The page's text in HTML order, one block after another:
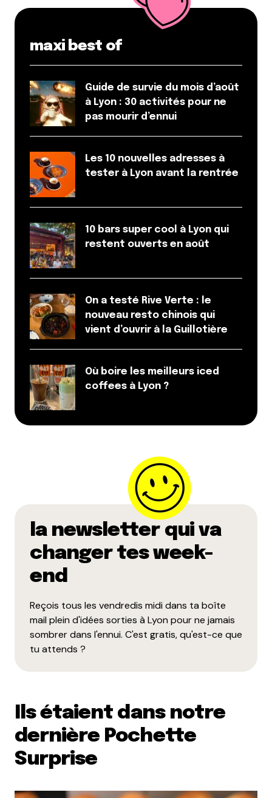
maxi best of
Guide de survie du mois d’août
à Lyon : 30 activités pour ne
pas mourir d’ennui
Les 10 nouvelles adresses à
tester à Lyon avant la rentrée
10 bars super cool à Lyon qui
restent ouverts en août
On a testé Rive Verte : le
nouveau resto chinois qui
vient d’ouvrir à la Guillotière
Où boire les meilleurs iced
coffees à Lyon ?
la newsletter qui va
changer tes week-
end
Reçois tous les vendredis midi dans ta boîte
mail plein d'idées sorties à Lyon pour ne jamais
sombrer dans l'ennui. C'est gratis, qu'est-ce que
tu attends ?
Ils étaient dans notre
dernière Pochette
Surprise